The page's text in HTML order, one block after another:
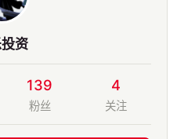
资
139
粉丝
4
关注